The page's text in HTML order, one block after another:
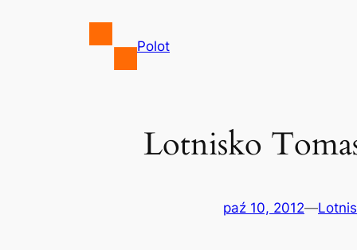
Polot
Lotnisko
paź 10, 2012—